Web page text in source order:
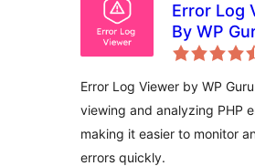
Error Log
By WP
Error Log Viewer by WP
viewing and analyzing PHP
making it easier to monitor
errors quickly.